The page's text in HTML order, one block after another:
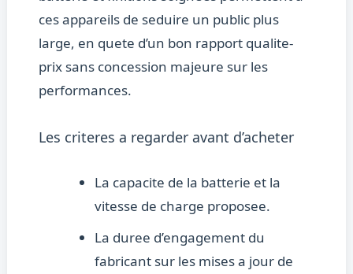
ces appareils de seduire un public plus
large, en quete d’un bon rapport qualite-
prix sans concession majeure sur les
performances.
Les criteres a regarder avant d’acheter
La capacite de la batterie et la
vitesse de charge proposee.
La duree d’engagement du
fabricant sur les mises a jour de